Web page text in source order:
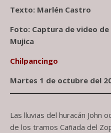
Texto: Marlén Castro
Foto: Captura de video
Mujica
Chilpancingo
Martes 1 de octubre del
Las lluvias del huracán John
de los tramos Cañada del